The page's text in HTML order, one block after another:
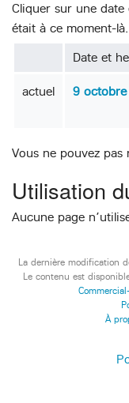
Cliquer sur une
était à ce moment-là.
Date et
actuel 9 octobre
Vous ne pouvez
Utilisation
Aucune page
La dernière modification
Le contenu est
À